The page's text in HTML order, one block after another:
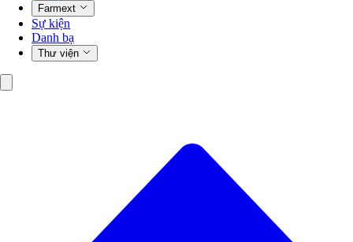
Farmext
Sự kiện
Danh bạ
Thư viện